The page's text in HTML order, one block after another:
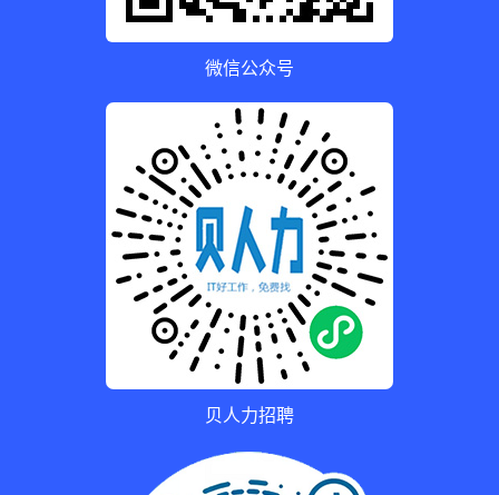
微信公众号
贝人力招聘